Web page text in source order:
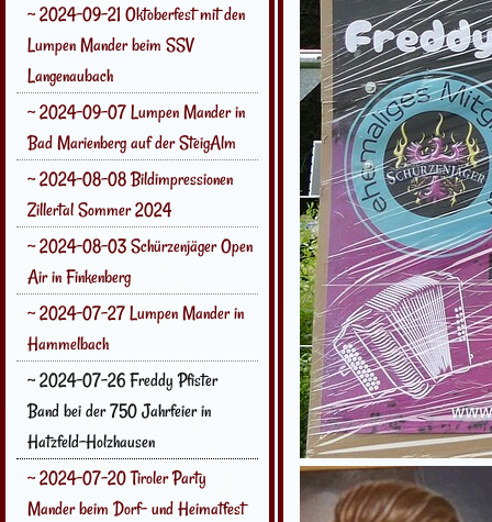
~ 2024-09-21 Oktoberfest mit den
Lumpen Mander beim SSV
Langenaubach
~ 2024-09-07 Lumpen Mander in
Bad Marienberg auf der SteigAlm
~ 2024-08-08 Bildimpressionen
Zillertal Sommer 2024
~ 2024-08-03 Schürzenjäger Open
Air in Finkenberg
~ 2024-07-27 Lumpen Mander in
Hammelbach
~ 2024-07-26 Freddy Pfister
Band bei der 750 Jahrfeier in
Hatzfeld-Holzhausen
~ 2024-07-20 Tiroler Party
Mander beim Dorf- und Heimatfest